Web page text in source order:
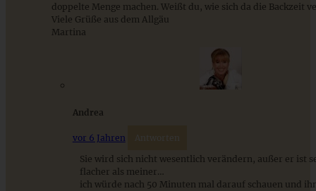
ZUM BEITRAG
doppelte Menge machen. Weißt du, wie sich da die Backzeit
Viele Grüße aus dem Allgäu
Martina
Andrea
vor 6 Jahren Antworten
Sie wird sich nicht wesentlich verändern, außer er ist
flacher als meiner…
ich würde nach 50 Minuten mal darauf schauen und